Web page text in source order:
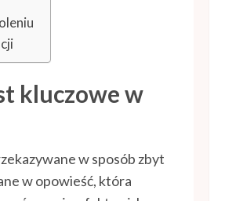
kluczowe w
w sposób zbyt
w opowieść, która